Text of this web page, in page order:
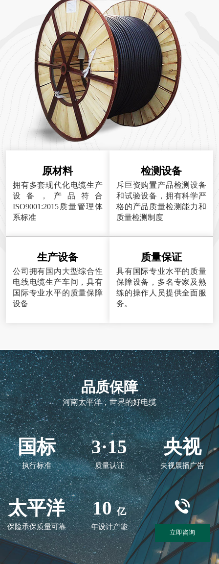
原材料
拥有多套现代化电缆生产
设备，产品符合
ISO9001:2015质量管理体
系标准
检测设备
斥巨资购置产品检测设备
和试验设备，拥有科学严
格的产品质量检测能力和
质量检测制度
生产设备
公司拥有国内大型综合性
电线电缆生产车间，具有
国际专业水平的质量保障
设备
质量保证
具有国际专业水平的质量
保障设备，多名专家及熟
练的操作人员提供全面服
务。
品质保障
河南太平洋，世界的好电缆
国标
执行标准
3·15
质量认证
央视
央视展播广告
太平洋
保险承保质量可靠
10 亿
年设计产能
立即咨询